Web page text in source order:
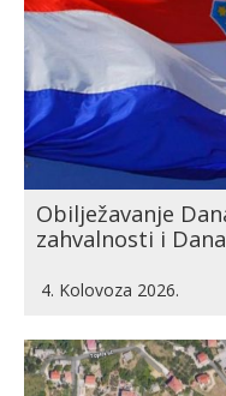
Obilježavanje
zahvalnosti i
4. Kolovoza 2026.